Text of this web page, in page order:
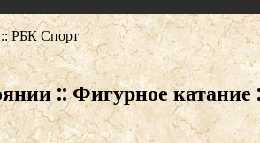
:: РБК Спорт
:: Фигурное